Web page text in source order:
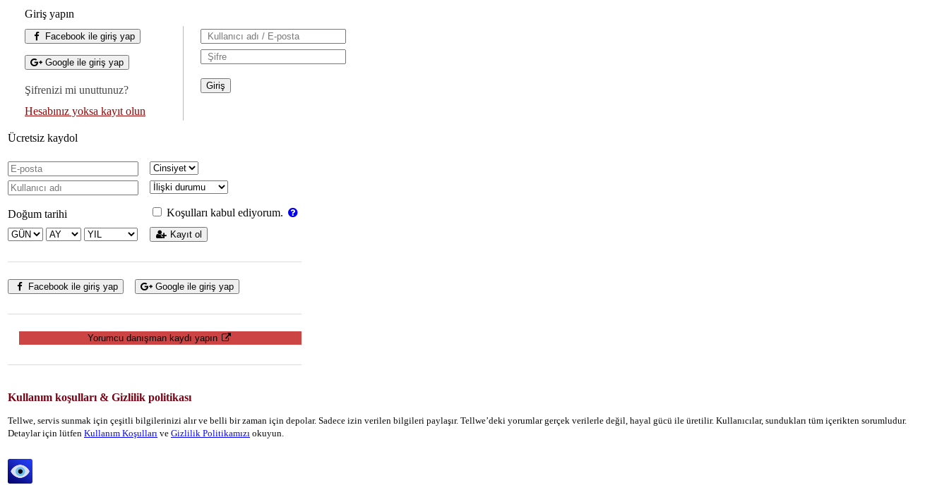
Giriş yapın
Facebook ile giriş yap
Google ile giriş yap
Şifrenizi mi unuttunuz?
Hesabınız yoksa kayıt olun
Ücretsiz kaydol
Doğum tarihi Koşulları kabul ediyorum.
Kayıt ol
Facebook ile giriş yap Google ile giriş yap
Yorumcu danışman kaydı yapın
Kullanım koşulları & Gizlilik politikası
Tellwe, servis sunmak için çeşitli bilgilerinizi alır ve belli bir zaman için depolar. Sadece izin verilen bilgileri paylaşır. Tellwe’deki yorumlar gerçek verilerle değil, hayal gücü ile üretilir. Kullanıcılar, sundukları tüm içerikten sorumludur.
Detaylar için lütfen Kullanım Koşulları ve Gizlilik Politikamızı okuyun.